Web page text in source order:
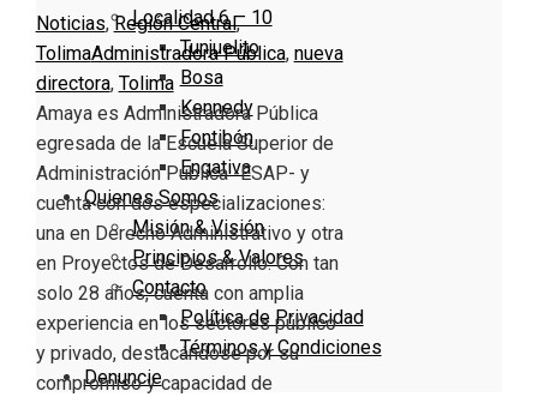
Localidad 6 – 10
Tunjuelito
Bosa
Kennedy
Fontibón
Engativa
Quienes Somos
Misión & Visión
Principios & Valores
Contacto
Política de Privacidad
Términos y Condiciones
Denuncie
Noticias,Región Central,
TolimaAdministradora Pública, nueva
directora, Tolima
Amaya es Administradora Pública
egresada de la Escuela Superior de
Administración Pública -ESAP- y
cuenta con dos especializaciones:
una en Derecho Administrativo y otra
en Proyectos de Desarrollo. Con tan
solo 28 años, cuenta con amplia
experiencia en los sectores público
y privado, destacándose por su
compromiso y capacidad de